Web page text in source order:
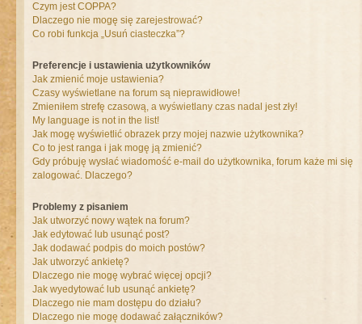
Czym jest COPPA?
Dlaczego nie mogę się zarejestrować?
Co robi funkcja „Usuń ciasteczka”?
Preferencje i ustawienia użytkowników
Jak zmienić moje ustawienia?
Czasy wyświetlane na forum są nieprawidłowe!
Zmieniłem strefę czasową, a wyświetlany czas nadal jest zły!
My language is not in the list!
Jak mogę wyświetlić obrazek przy mojej nazwie użytkownika?
Co to jest ranga i jak mogę ją zmienić?
Gdy próbuję wysłać wiadomość e-mail do użytkownika, forum każe mi się
zalogować. Dlaczego?
Problemy z pisaniem
Jak utworzyć nowy wątek na forum?
Jak edytować lub usunąć post?
Jak dodawać podpis do moich postów?
Jak utworzyć ankietę?
Dlaczego nie mogę wybrać więcej opcji?
Jak wyedytować lub usunąć ankietę?
Dlaczego nie mam dostępu do działu?
Dlaczego nie mogę dodawać załączników?